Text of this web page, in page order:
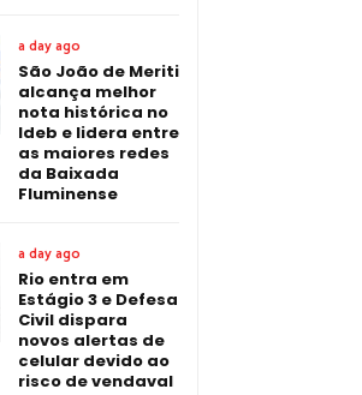
a day ago
São João de Meriti
alcança melhor
nota histórica no
Ideb e lidera entre
as maiores redes
da Baixada
Fluminense
a day ago
Rio entra em
Estágio 3 e Defesa
Civil dispara
novos alertas de
celular devido ao
risco de vendaval